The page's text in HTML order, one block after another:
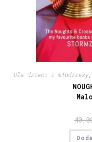
Dla dzieci i młodzieży